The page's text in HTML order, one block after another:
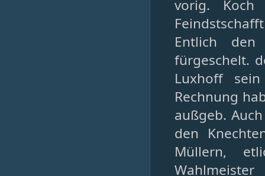
vorig.
Entlich
fürgeschelt.
Luxhoff
Rechnung
außgeb.
den
Müllern,